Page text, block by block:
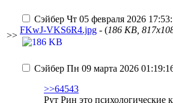
>>
Сэйбер Чт 05 февраля 2026
FKwJ-VKS6R4.jpg - (186 KB,
Сэйбер Пн 09 марта 2026
>>64543
Рут Рин это психологические